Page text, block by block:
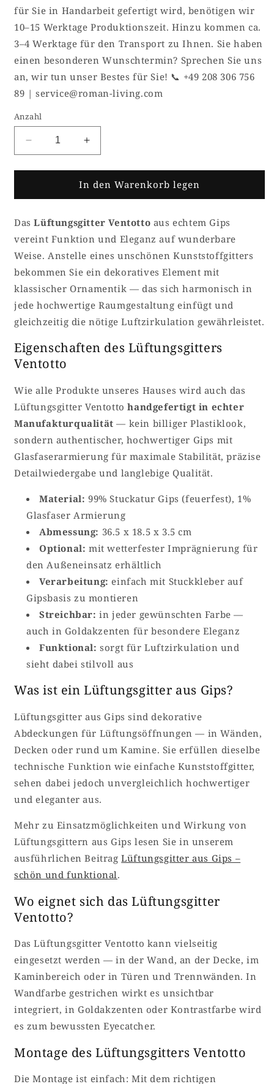
für Sie in Handarbeit gefertigt wird, benötigen wir
10–15 Werktage Produktionszeit. Hinzu kommen ca.
3–4 Werktage für den Transport zu Ihnen. Sie haben
einen besonderen Wunschtermin? Sprechen Sie uns
an, wir tun unser Bestes für Sie! 📞 +49 208 306 756
89 | service@roman-living.com
Anzahl
Verringere
die
Menge
Ventilationsabdeckung
aus
Stuck
Erhöhe
die
Menge
für
Ventilationsabdeckung
aus
Stuck
In den Warenkorb legen
DasLüftungsgitter Ventotto aus echtem Gips
vereint Funktion und Eleganz auf wunderbare
Weise. Anstelle eines unschönen Kunststoffgitters
bekommen Sie ein dekoratives Element mit
klassischer Ornamentik — das sich harmonisch in
jede hochwertige Raumgestaltung einfügt und
gleichzeitig die nötige Luftzirkulation gewährleistet.
Eigenschaften des Lüftungsgitters
Ventotto
Wie alle Produkte unseres Hauses wird auch das
Lüftungsgitter Ventottohandgefertigt in echter
Manufakturqualität — kein billiger Plastiklook,
sondern authentischer, hochwertiger Gips mit
Glasfaserarmierung für maximale Stabilität, präzise
Detailwiedergabe und langlebige Qualität.
Material: 99% Stuckatur Gips (feuerfest), 1%
Glasfaser Armierung
Abmessung: 36.5 x 18.5 x 3.5 cm
Optional: mit wetterfester Imprägnierung für
den Außeneinsatz erhältlich
Verarbeitung: einfach mit Stuckkleber auf
Gipsbasis zu montieren
Streichbar: in jeder gewünschten Farbe —
auch in Goldakzenten für besondere Eleganz
Funktional: sorgt für Luftzirkulation und
sieht dabei stilvoll aus
Was ist ein Lüftungsgitter aus Gips?
Lüftungsgitter aus Gips sind dekorative
Abdeckungen für Lüftungsöffnungen — in Wänden,
Decken oder rund um Kamine. Sie erfüllen dieselbe
technische Funktion wie einfache Kunststoffgitter,
sehen dabei jedoch unvergleichlich hochwertiger
und eleganter aus.
Mehr zu Einsatzmöglichkeiten und Wirkung von
Lüftungsgittern aus Gips lesen Sie in unserem
ausführlichen BeitragLüftungsgitter aus Gips –
schön und funktional.
Wo eignet sich das Lüftungsgitter
Ventotto?
Das Lüftungsgitter Ventotto kann vielseitig
eingesetzt werden — in der Wand, an der Decke, im
Kaminbereich oder in Türen und Trennwänden. In
Wandfarbe gestrichen wirkt es unsichtbar
integriert, in Goldakzenten oder Kontrastfarbe wird
es zum bewussten Eyecatcher.
Montage des Lüftungsgitters Ventotto
Die Montage ist einfach: Mit dem richtigen